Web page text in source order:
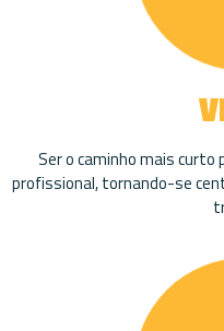
Ser o caminho mais curto
profissional, tornando-se